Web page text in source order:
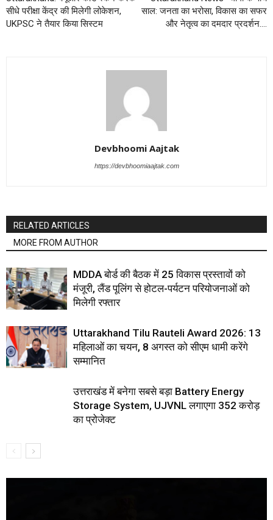
सीधे परीक्षा केंद्र की मिलेगी लोकेशन,
UKPSC ने तैयार किया सिस्टम
साल: जनता का भरोसा, विकास का सफर
और नेतृत्व का दमदार प्रदर्शन….
Devbhoomi Aajtak
https://devbhoomiaajtak.com
RELATED ARTICLES
MORE FROM AUTHOR
MDDA बोर्ड की बैठक में 25 विकास प्रस्तावों को
मंजूरी, लैंड पूलिंग से होटल-पर्यटन परियोजनाओं को
मिलेगी रफ्तार
Uttarakhand Tilu Rauteli Award 2026: 13
महिलाओं का चयन, 8 अगस्त को सीएम धामी करेंगे
सम्मानित
उत्तराखंड में बनेगा सबसे बड़ा Battery Energy
Storage System, UJVNL लगाएगा 352 करोड़
का प्रोजेक्ट